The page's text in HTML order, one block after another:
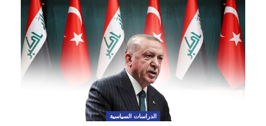
الدراسات السياسية